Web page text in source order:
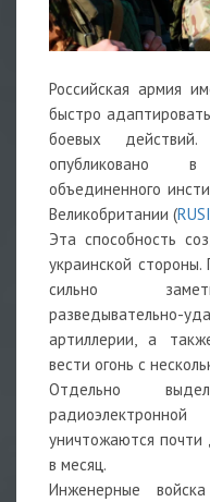
Российская армия
быстро
боевых
опубликовано
объединенного
Великобритании (RUSI
Эта способность
украинской стороны.
сильно
разведывательно-
артиллерии, а
вести огонь с
Отдельно
уничтожаются почти
в месяц.
Инженерные